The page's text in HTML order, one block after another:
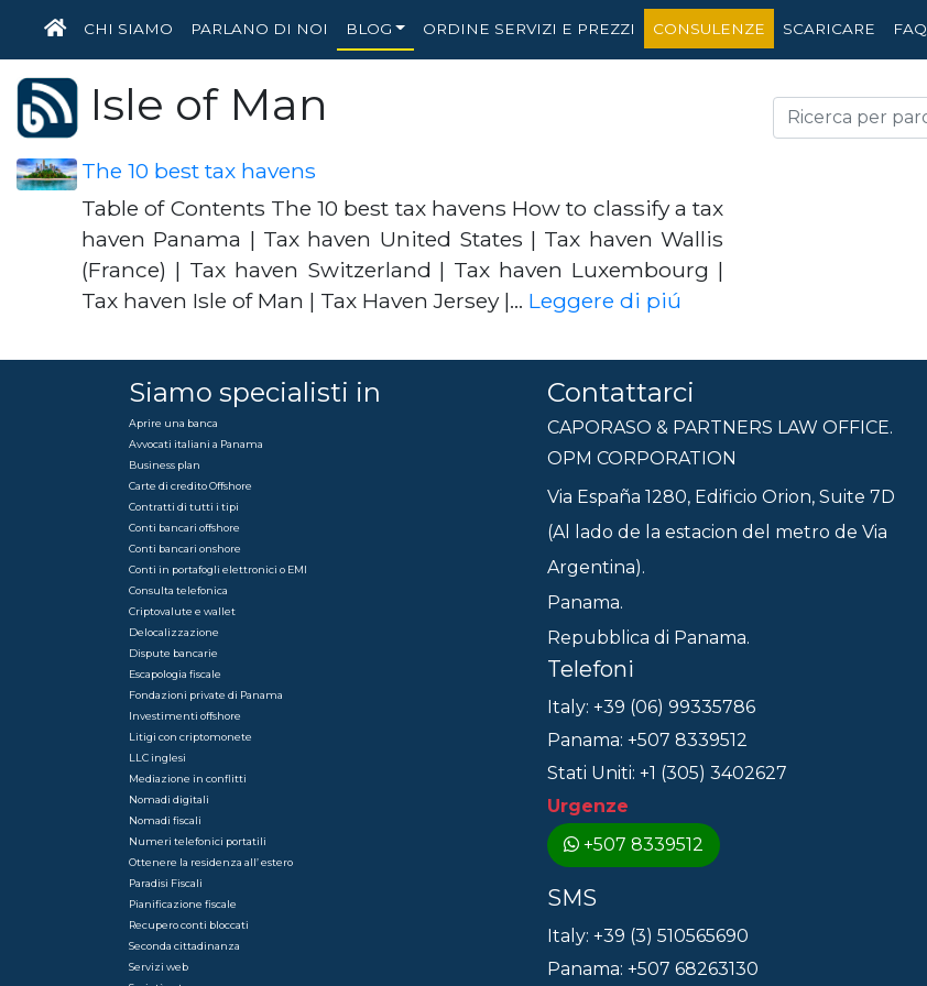
HOME
CHI SIAMO PARLANO DI NOI BLOG ORDINE SERVIZI E PREZZI CONSULENZE SCARICARE FAQ
Isle of Man
The 10 best tax havens
Table of Contents The 10 best tax havens How to classify a tax
haven Panama | Tax haven United States | Tax haven Wallis
(France) | Tax haven Switzerland | Tax haven Luxembourg |
Tax haven Isle of Man | Tax Haven Jersey |… Leggere di piú
Siamo specialisti in
Aprire una banca
Avvocati italiani a Panama
Business plan
Carte di credito Offshore
Contratti di tutti i tipi
Conti bancari offshore
Conti bancari onshore
Conti in portafogli elettronici o EMI
Consulta telefonica
Criptovalute e wallet
Delocalizzazione
Dispute bancarie
Escapologia fiscale
Fondazioni private di Panama
Investimenti offshore
Litigi con criptomonete
LLC inglesi
Mediazione in conflitti
Nomadi digitali
Nomadi fiscali
Numeri telefonici portatili
Ottenere la residenza all’ estero
Paradisi Fiscali
Pianificazione fiscale
Recupero conti bloccati
Seconda cittadinanza
Servizi web
Contattarci
CAPORASO & PARTNERS LAW OFFICE.
OPM CORPORATION
Via España 1280, Edificio Orion, Suite 7D
(Al lado de la estacion del metro de Via
Argentina).
Panama.
Repubblica di Panama.
Telefoni
Italy: +39 (06) 99335786
Panama: +507 8339512
Stati Uniti: +1 (305) 3402627
Urgenze
+507 8339512
SMS
Italy: +39 (3) 510565690
Panama: +507 68263130